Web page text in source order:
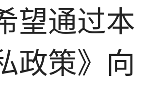
望通过本
政策》向